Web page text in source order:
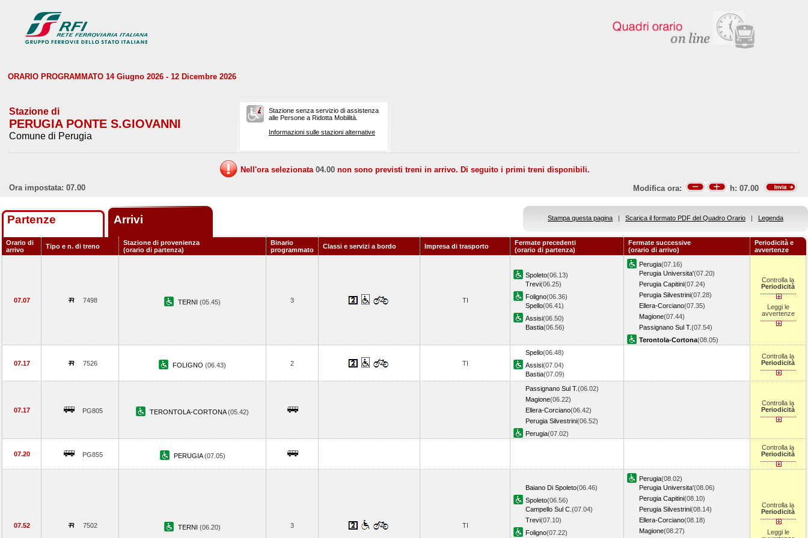
ORARIO PROGRAMMATO 14 Giugno 2026 - 12 Dicembre 2026
Stazione di
PERUGIA PONTE S.GIOVANNI
Comune di Perugia
Stazione senza servizio di assistenza
alle Persone a Ridotta Mobilità.
Informazioni sulle stazioni alternative
Nell'ora selezionata 04.00 non sono previsti treni in arrivo. Di seguito i primi treni disponibili.
Ora impostata: 07.00
Modifica ora: h: 07.00
Partenze Arrivi Stampa questa pagina | Scarica il formato PDF del Quadro Orario | Legenda
Orario di
arrivo
Tipo e n. di treno
Stazione di provenienza
(orario di partenza)
Binario
programmato
Classi e servizi a bordo Impresa di trasporto
Fermate precedenti
(orario di partenza)
Fermate successive
(orario di arrivo)
Periodicità e
avvertenze
07.07 7498 TERNI (05.45) 3 TI
Spoleto(06.13)
Trevi(06.25)
Foligno(06.36)
Spello(06.41)
Assisi(06.50)
Bastia(06.56)
Perugia(07.16)
Perugia Universita'(07.20)
Perugia Capitini(07.24)
Perugia Silvestrini(07.28)
Ellera-Corciano(07.35)
Magione(07.44)
Passignano Sul T.(07.54)
Terontola-Cortona(08.05)
Controlla la
Periodicità
Leggi le
avvertenze
07.17 7526 FOLIGNO (06.43) 2 TI
Spello(06.48)
Assisi(07.04)
Bastia(07.09)
Controlla la
Periodicità
07.17 PG805 TERONTOLA-CORTONA(05.42)
Passignano Sul T.(06.02)
Magione(06.22)
Ellera-Corciano(06.42)
Perugia Silvestrini(06.52)
Perugia(07.02)
Controlla la
Periodicità
07.20 PG855 PERUGIA(07.05)
Controlla la
Periodicità
07.52 7502 TERNI (06.20) 3 TI
Baiano Di Spoleto(06.46)
Spoleto(06.56)
Campello Sul C. (07.04)
Trevi(07.10)
Foligno(07.22)
Perugia(08.02)
Perugia Universita'(08.06)
Perugia Capitini(08.10)
Perugia Silvestrini(08.14)
Ellera-Corciano(08.18)
Magione(08.27)
Controlla la
Periodicità
Leggi le